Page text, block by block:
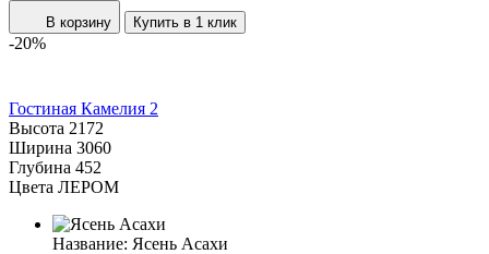
В корзину Купить в 1 клик
-20%
Гостиная Камелия 2
Высота 2172
Ширина 3060
Глубина 452
Цвета ЛЕРОМ
Название: Ясень Асахи